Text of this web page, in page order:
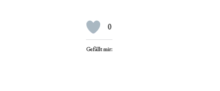
0
Gefällt mir: